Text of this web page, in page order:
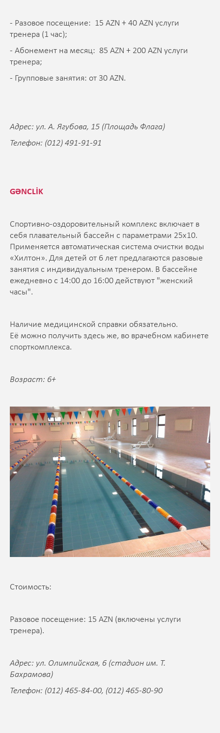
- Разовое посещение: 15 AZN + 40 AZN услуги
тренера (1 час);
- Абонемент на месяц: 85 AZN + 200 AZN услуги
тренера;
- Групповые занятия: от 30 AZN.
Адрес: ул. А. Ягубова, 15 (Площадь Флага)
Телефон: (012) 491-91-91
GƏNCLİK
Спортивно-оздоровительный комплекс включает в
себя плавательный бассейн c параметрами 25х10.
Применяется автоматическая система очистки воды
«Хилтон». Для детей от 6 лет предлагаются разовые
занятия с индивидуальным тренером. В бассейне
ежедневно с 14:00 до 16:00 действуют "женский
часы".
Наличие медицинской справки обязательно.
Её можно получить здесь же, во врачебном кабинете
спорткомплекса.
Возраст: 6+
Стоимость:
Разовое посещение: 15 AZN (включены услуги
тренера).
Адрес: ул. Олимпийская, 6 (стадион им. Т.
Бахрамова)
Телефон: (012) 465-84-00, (012) 465-80-90